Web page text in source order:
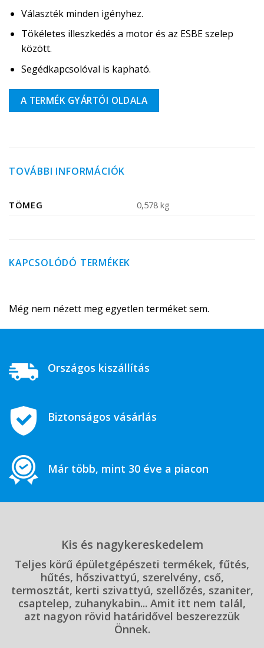
Választék minden igényhez.
Tökéletes illeszkedés a motor és az ESBE szelep
között.
Segédkapcsolóval is kapható.
A TERMÉK GYÁRTÓI OLDALA
TOVÁBBI INFORMÁCIÓK
TÖMEG 0,578 kg
KAPCSOLÓDÓ TERMÉKEK
Még nem nézett meg egyetlen terméket sem.
Országos kiszállítás
Biztonságos vásárlás
Már több, mint 30 éve a piacon
Kis és nagykereskedelem
Teljes körű épületgépészeti termékek, fűtés,
hűtés, hőszivattyú, szerelvény, cső,
termosztát, kerti szivattyú, szellőzés, szaniter,
csaptelep, zuhanykabin... Amit itt nem talál,
azt nagyon rövid határidővel beszerezzük
Önnek.